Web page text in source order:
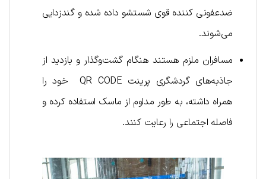
ضدعفونی کننده قوی شستشو داده شده و گندزدایی
می‌شوند.
مسافران ملزم هستند هنگام گشت‌وگذار و بازدید از
جاذبه‌های گردشگری پرینت QR CODE خود را
همراه داشته، به طور مداوم از ماسک استفاده کرده و
فاصله اجتماعی را رعایت کنند.